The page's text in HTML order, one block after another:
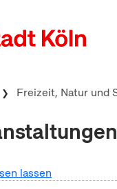
Freizeit, Natur und
lassen